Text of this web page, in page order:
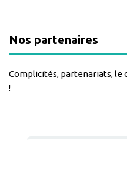
Nos partenaires
Complicités, partenariats, le
!